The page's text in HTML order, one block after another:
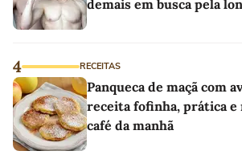
demais em busca pela
4 RECEITAS
Panqueca de maçã com
receita fofinha, prática
café da manhã